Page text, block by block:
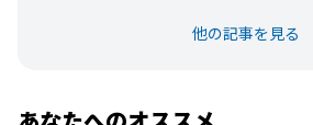
他の記事を見る